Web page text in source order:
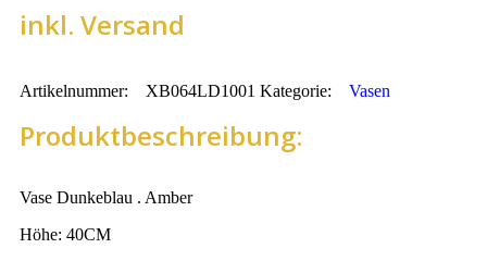
inkl. Versand
Artikelnummer: XB064LD1001 Kategorie: Vasen
Produktbeschreibung:
Vase Dunkeblau . Amber
Höhe: 40CM